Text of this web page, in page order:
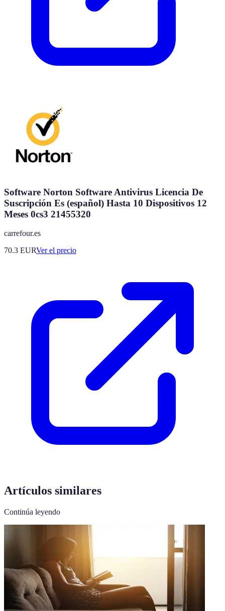
Software Norton Software Antivirus Licencia De
Suscripción Es (español) Hasta 10 Dispositivos 12
Meses 0cs3 21455320
carrefour.es
70.3 EURVer el precio
Artículos similares
Continúa leyendo